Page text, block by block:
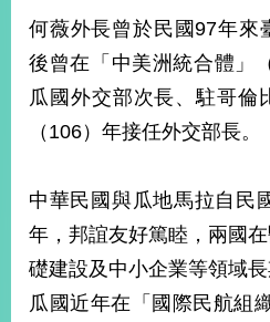
首
頁
網
站
導
關
於
新
聞
中
心
何薇外長曾於民國97年來
後曾在「中美洲統合體」
瓜國外交部次長、駐哥倫
（106）年接任外交部長。
中華民國與瓜地馬拉自民
年，邦誼友好篤睦，兩國
礎建設及中小企業等領域
瓜國近年在「國際民航組